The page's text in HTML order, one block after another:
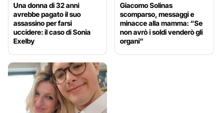
Una donna di 32 anni
avrebbe pagato il suo
assassino per farsi
uccidere: il caso di Sonia
Exelby
Giacomo Solinas
scomparso, messaggi e
minacce alla mamma: “Se
non avrò i soldi venderò gli
organi”